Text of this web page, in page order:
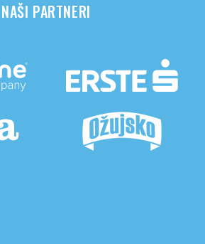
NAŠI PARTNERI